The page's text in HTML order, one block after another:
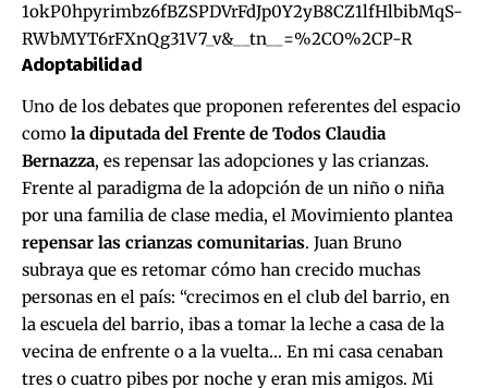
1okP0hpyrimbz6fBZSPDVrFdJp0Y2yB8CZ1lfHlbibMqS-
RWbMYT6rFXnQg31V7_v&__tn__=%2CO%2CP-R
Adoptabilidad
Uno de los debates que proponen referentes del espacio
como la diputada del Frente de Todos Claudia
Bernazza, es repensar las adopciones y las crianzas.
Frente al paradigma de la adopción de un niño o niña
por una familia de clase media, el Movimiento plantea
repensar las crianzas comunitarias. Juan Bruno
subraya que es retomar cómo han crecido muchas
personas en el país: “crecimos en el club del barrio, en
la escuela del barrio, ibas a tomar la leche a casa de la
vecina de enfrente o a la vuelta… En mi casa cenaban
tres o cuatro pibes por noche y eran mis amigos. Mi